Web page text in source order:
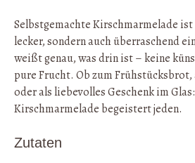
Selbstgemachte Kirschmarmelade
lecker, sondern auch überraschend
weißt genau, was drin ist – keine
pure Frucht. Ob zum
oder als liebevolles Geschenk im
Kirschmarmelade begeistert jeden.
Zutaten